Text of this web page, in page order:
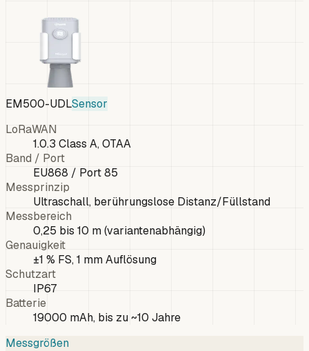
EM500-UDLSensor
LoRaWAN
1.0.3 Class A, OTAA
Band / Port
EU868 / Port 85
Messprinzip
Ultraschall, berührungslose Distanz/Füllstand
Messbereich
0,25 bis 10 m (variantenabhängig)
Genauigkeit
±1 % FS, 1 mm Auflösung
Schutzart
IP67
Batterie
19000 mAh, bis zu ~10 Jahre
Messgrößen